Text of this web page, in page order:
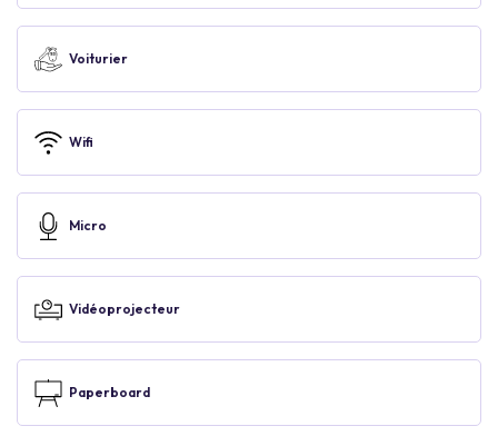
Voiturier
Wifi
Micro
Vidéoprojecteur
Paperboard